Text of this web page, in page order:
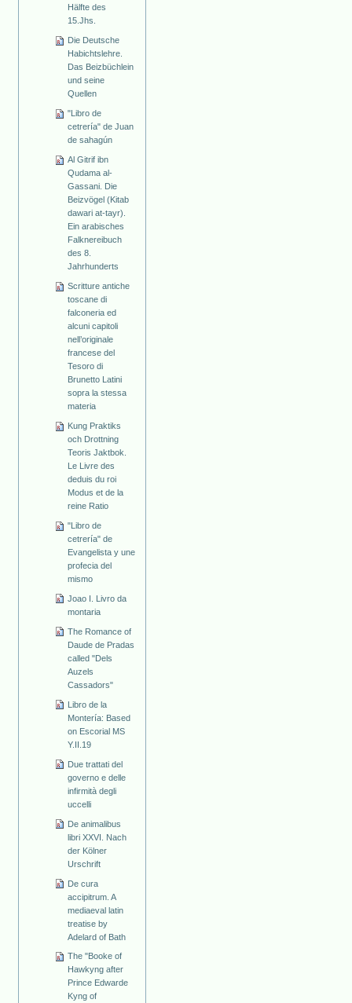
Hälfte des
15.Jhs.
Die Deutsche
Habichtslehre.
Das Beizbüchlein
und seine
Quellen
"Libro de
cetrería" de Juan
de sahagún
Al Gitrif ibn
Qudama al-
Gassani. Die
Beizvögel (Kitab
dawari at-tayr).
Ein arabisches
Falknereibuch
des 8.
Jahrhunderts
Scritture antiche
toscane di
falconeria ed
alcuni capitoli
nell’originale
francese del
Tesoro di
Brunetto Latini
sopra la stessa
materia
Kung Praktiks
och Drottning
Teoris Jaktbok.
Le Livre des
deduis du roi
Modus et de la
reine Ratio
"Libro de
cetrería" de
Evangelista y une
profecia del
mismo
Joao I. Livro da
montaria
The Romance of
Daude de Pradas
called "Dels
Auzels
Cassadors"
Libro de la
Montería: Based
on Escorial MS
Y.II.19
Due trattati del
governo e delle
infirmità degli
uccelli
De animalibus
libri XXVI. Nach
der Kölner
Urschrift
De cura
accipitrum. A
mediaeval latin
treatise by
Adelard of Bath
The "Booke of
Hawkyng after
Prince Edwarde
Kyng of